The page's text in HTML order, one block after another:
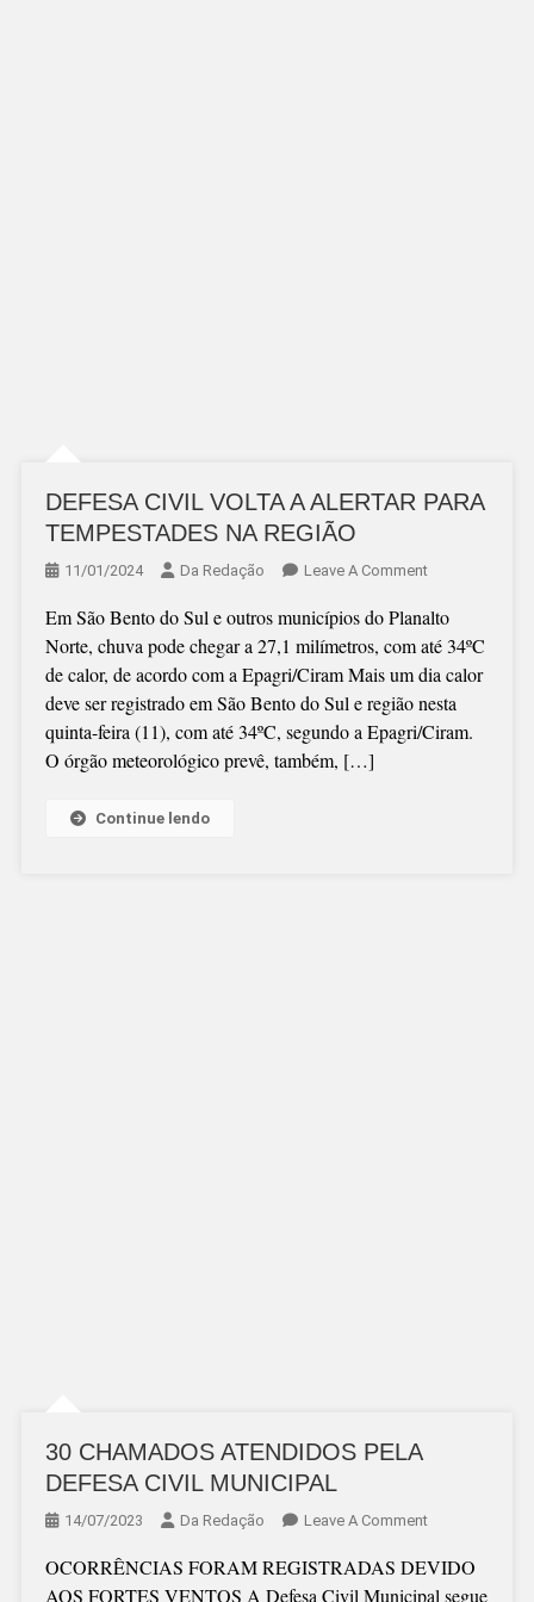
DEFESA CIVIL VOLTA A ALERTAR PARA
TEMPESTADES NA REGIÃO
11/01/2024 Da Redação Leave A CommentOn
CIVIL
VOLTA
A
ALERTAR
PARA
Em São Bento do Sul e outros municípios do Planalto
Norte, chuva pode chegar a 27,1 milímetros, com até 34ºC
de calor, de acordo com a Epagri/Ciram Mais um dia calor
deve ser registrado em São Bento do Sul e região nesta
quinta-feira (11), com até 34ºC, segundo a Epagri/Ciram.
O órgão meteorológico prevê, também, […]
Continue lendo
30 CHAMADOS ATENDIDOS PELA
DEFESA CIVIL MUNICIPAL
14/07/2023 Da Redação Leave A CommentOn
CHAMADOS
OCORRÊNCIAS FORAM REGISTRADAS DEVIDO
AOS FORTES VENTOS A Defesa Civil Municipal segue